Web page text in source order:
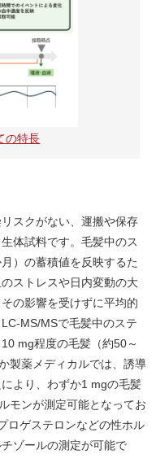
の特長
スクがない、運搬や保存
体試料です。毛髪中のス
）の蓄積値を反映するた
ストレスや日内変動の大
の影響を受けずに平均的
MS/MSで毛髪中のステ
mg程度の毛髪（約50～
製薬メディカルでは、誘導
より、わずか1 mgの毛髪
モンが測定可能となってお
ロゲステロンなどの性ホル
ゾールの測定が可能で